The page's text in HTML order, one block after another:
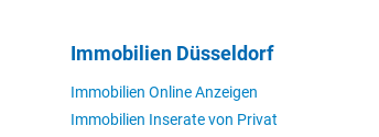
Immobilien Düsseldorf
Immobilien Online Anzeigen
Immobilien Inserate von Privat